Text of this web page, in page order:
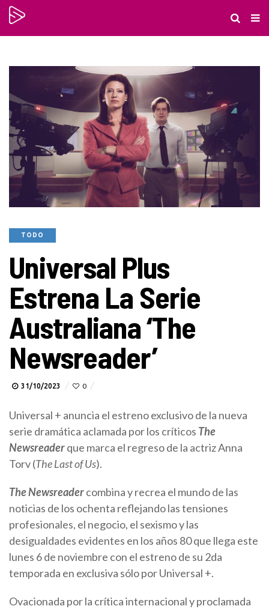
TODO
Universal Plus
Estrena La Serie
Australiana ‘The
Newsreader’
31/10/2023 0
Universal + anuncia el estreno exclusivo de la nueva
serie dramática aclamada por los críticos The
Newsreaderque marca el regreso de la actriz Anna
Torv (The Last of Us).
The Newsreadercombina y recrea el mundo de las
noticias de los ochenta reflejando las tensiones
profesionales, el negocio, el sexismo y las
desigualdades evidentes en los años 80 que llega este
lunes 6 de noviembre con el estreno de su 2da
temporada en exclusiva sólo por Universal +.
Ovacionada por la crítica internacional y proclamada